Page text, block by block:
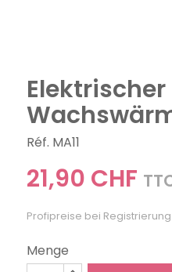
Elektrischer
Réf. MA11
21,90 CHF
Profipreise bei Registrierung
Menge